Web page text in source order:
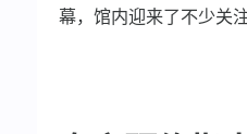
幕，馆内迎来了不少关